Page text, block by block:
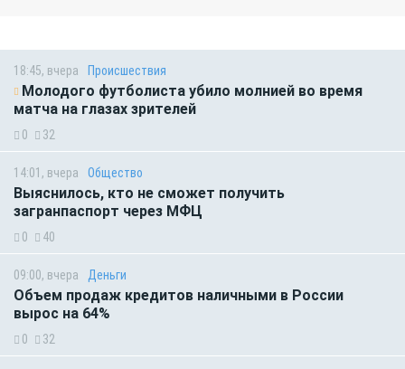
18:45, вчера Происшествия
Молодого футболиста убило молнией во время
матча на глазах зрителей
0 32
14:01, вчера Общество
Выяснилось, кто не сможет получить
загранпаспорт через МФЦ
0 40
09:00, вчера Деньги
Объем продаж кредитов наличными в России
вырос на 64%
0 32